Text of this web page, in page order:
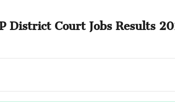
District Court Jobs Results